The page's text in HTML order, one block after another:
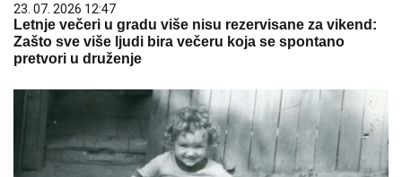
23. 07. 2026 12:47
Letnje večeri u gradu više nisu rezervisane za vikend:
Zašto sve više ljudi bira večeru koja se spontano
pretvori u druženje